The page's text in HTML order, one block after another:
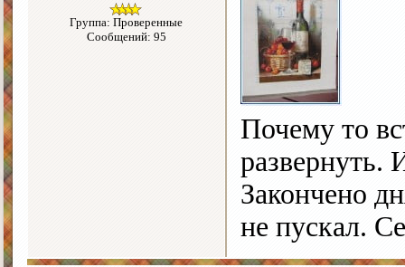
Группа: Проверенные
Сообщений: 95
Почему то
развернуть.
Закончено
не пускал.